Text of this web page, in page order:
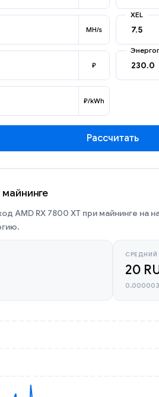
MH/s
XEL
₽
₽/kWh
Рассчитать
майнинге
AMD RX 7800 XT при майнинге на
20